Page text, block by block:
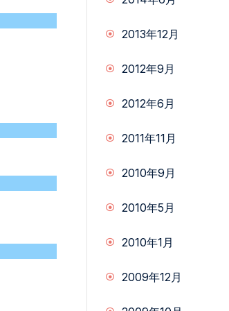
2013年12月
2012年9月
2012年6月
2011年11月
2010年9月
2010年5月
2010年1月
2009年12月